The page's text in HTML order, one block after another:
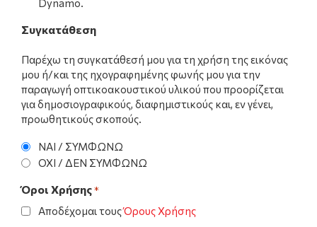
Dynamo.
Συγκατάθεση
Παρέχω τη συγκατάθεσή μου για τη χρήση της εικόνας
μου ή/και της ηχογραφημένης φωνής μου για την
παραγωγή οπτικοακουστικού υλικού που προορίζεται
για δημοσιογραφικούς, διαφημιστικούς και, εν γένει,
προωθητικούς σκοπούς.
ΝΑΙ / ΣΥΜΦΩΝΩ
ΟΧΙ / ΔΕΝ ΣΥΜΦΩΝΩ
Όροι Χρήσης *
Αποδέχομαι τουςΌρους Χρήσης